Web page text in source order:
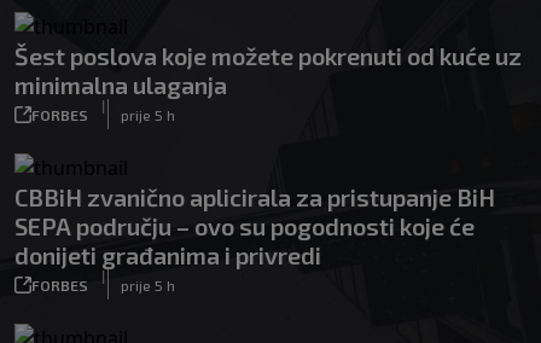
Šest poslova koje možete pokrenuti od kuće uz
minimalna ulaganja
FORBES
|
prije 5 h
CBBiH zvanično aplicirala za pristupanje BiH
SEPA području – ovo su pogodnosti koje će
donijeti građanima i privredi
FORBES
|
prije 5 h